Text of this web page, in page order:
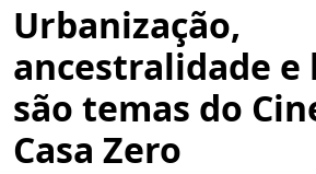
Urbanização,
ancestralidade
são temas do
Casa Zero